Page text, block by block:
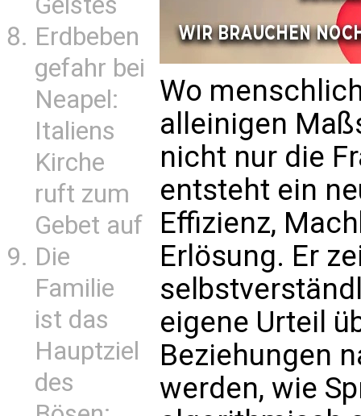
Erdbeben
gefahr bei
Neapel:
Italiens
Kirche
ruft zum
Gebet auf
Die
Familie
ist das
Hauptziel
des
Wo
alleinigen
nicht nur die
entsteht ein
Effizienz,
Erlösung. Er
eigene Urteil
Beziehungen
werden, wie